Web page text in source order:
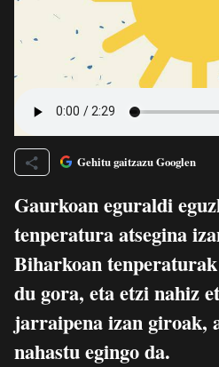
Gehitu gaitzazu Googlen
Gaurkoan eguraldi
tenperatura atsegina
Biharkoan
du gora, eta etzi nahiz
jarraipena izan giroak,
nahastu egingo da.